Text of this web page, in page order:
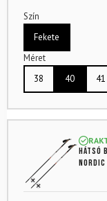
Szín
Fekete
Méret
38
40 41
Hátsó